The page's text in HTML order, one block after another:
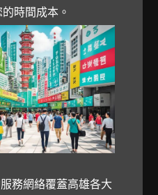
時間成本。
務網絡覆蓋高雄各大